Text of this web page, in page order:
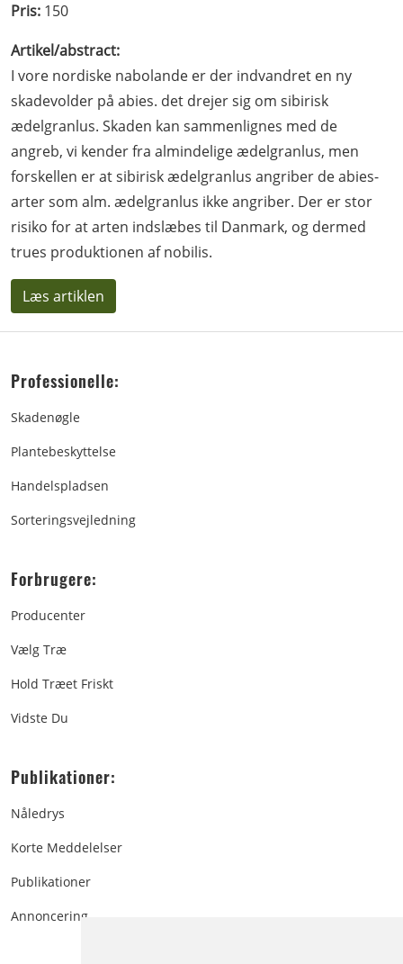
Pris: 150
Artikel/abstract:
I vore nordiske nabolande er der indvandret en ny
skadevolder på abies. det drejer sig om sibirisk
ædelgranlus. Skaden kan sammenlignes med de
angreb, vi kender fra almindelige ædelgranlus, men
forskellen er at sibirisk ædelgranlus angriber de abies-
arter som alm. ædelgranlus ikke angriber. Der er stor
risiko for at arten indslæbes til Danmark, og dermed
trues produktionen af nobilis.
Læs artiklen
Professionelle:
Skadenøgle
Plantebeskyttelse
Handelspladsen
Sorteringsvejledning
Forbrugere:
Producenter
Vælg Træ
Hold Træet Friskt
Vidste Du
Publikationer:
Nåledrys
Korte Meddelelser
Publikationer
Annoncering